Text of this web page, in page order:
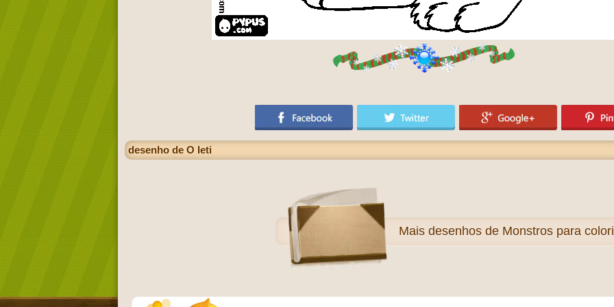
desenho de O Ieti
Mais desenhos de Monstros para